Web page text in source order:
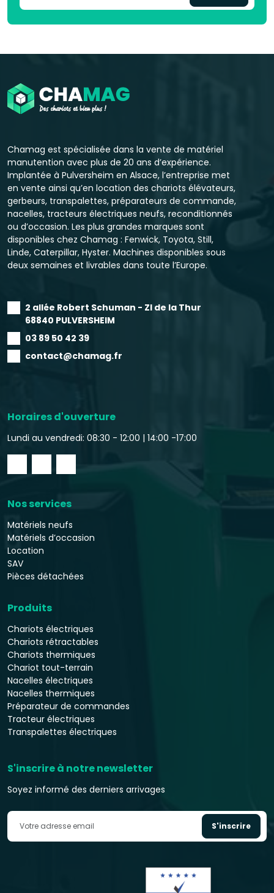
Chamag est spécialisée dans la vente de matériel
manutention avec plus de 20 ans d’expérience.
Implantée à Pulversheim en Alsace, l’entreprise met
en vente ainsi qu’en location des chariots élévateurs,
gerbeurs, transpalettes, préparateurs de commande,
nacelles, tracteurs électriques neufs, reconditionnés
ou d’occasion. Les plus grandes marques sont
disponibles chez Chamag : Fenwick, Toyota, Still,
Linde, Caterpillar, Hyster. Machines disponibles sous
deux semaines et livrables dans toute l’Europe.
2 allée Robert Schuman - ZI de la Thur
68840 PULVERSHEIM
03 89 50 42 39
contact@chamag.fr
Horaires d'ouverture
Lundi au vendredi: 08:30 - 12:00 | 14:00 -17:00
Nos services
Matériels neufs
Matériels d’occasion
Location
SAV
Pièces détachées
Produits
Chariots électriques
Chariots rétractables
Chariots thermiques
Chariot tout-terrain
Nacelles électriques
Nacelles thermiques
Préparateur de commandes
Tracteur électriques
Transpalettes électriques
S'inscrire à notre newsletter
Soyez informé des derniers arrivages
S'inscrire